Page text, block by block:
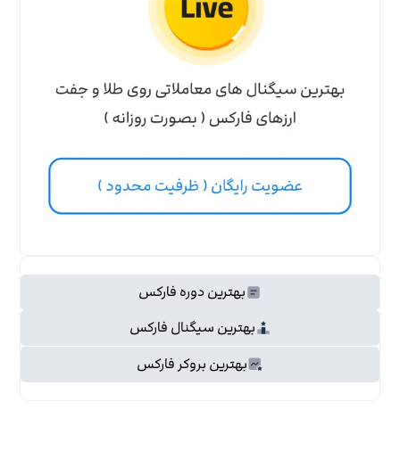
بهترین دوره فارکس
بهترین سیگنال فارکس
بهترین بروکر فارکس